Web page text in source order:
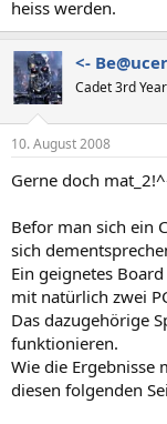
heiss werden.
<-
Cadet 3rd Year
10. August 2008
Gerne doch
Befor man sich ein
sich
Ein geignetes
mit natürlich zwei
Das dazugehörige
funktionieren.
Wie die Ergebnisse
diesen folgenden